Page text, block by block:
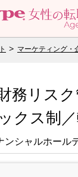
マーケティング・
財務リス
クス制
ンシャルホール